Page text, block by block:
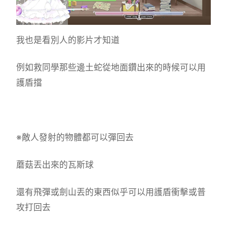
我也是看別人的影片才知道
例如救同學那些邊土蛇從地面鑽出來的時候可以用
護盾擋
※敵人發射的物體都可以彈回去
蘑菇丟出來的瓦斯球
還有飛彈或劍山丟的東西似乎可以用護盾衝擊或普
攻打回去